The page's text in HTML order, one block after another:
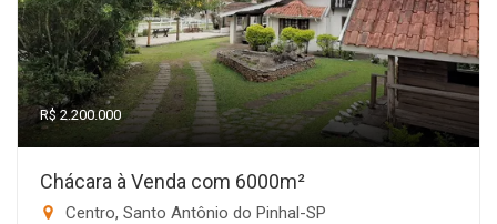
R$ 2.200.000
Chácara à Venda com 6000m²
Centro, Santo Antônio do Pinhal-SP